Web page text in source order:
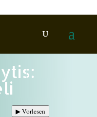
▶Vorlesen